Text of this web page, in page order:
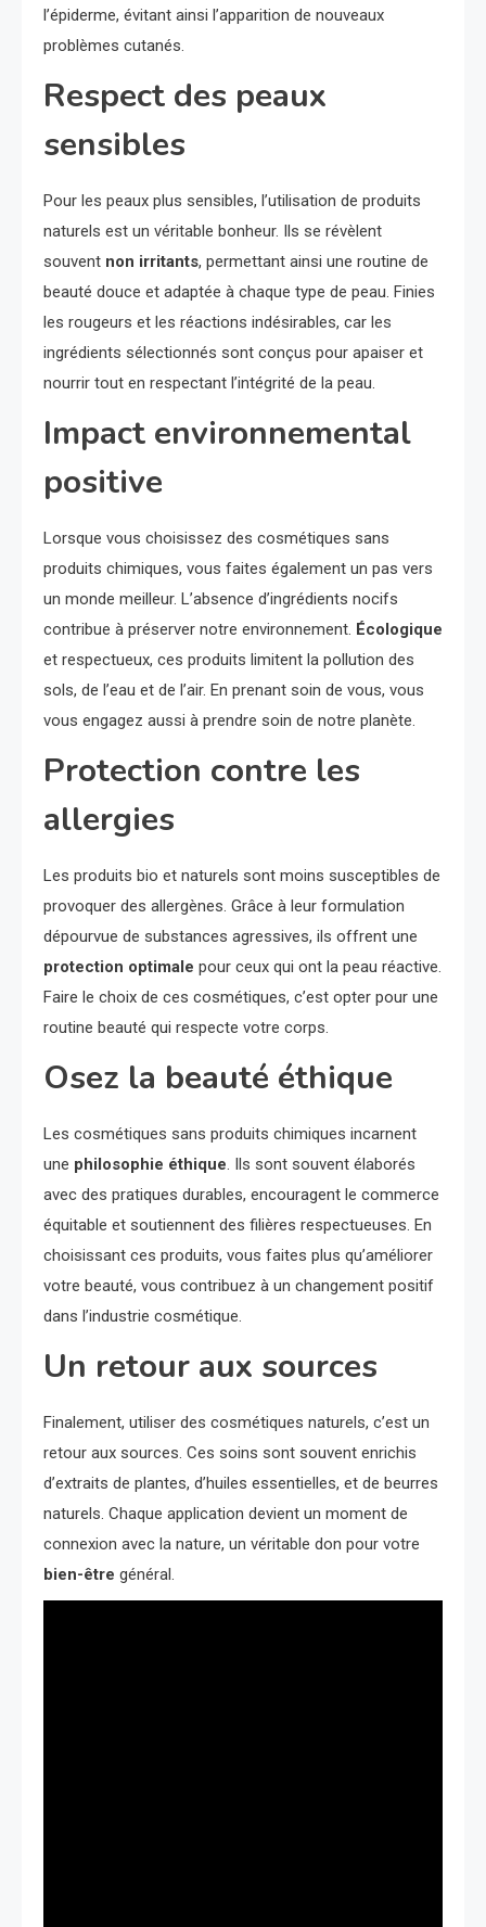
l’épiderme, évitant ainsi l’apparition de nouveaux
problèmes cutanés.
Respect des peaux
sensibles
Pour les peaux plus sensibles, l’utilisation de produits
naturels est un véritable bonheur. Ils se révèlent
souvent non irritants, permettant ainsi une routine de
beauté douce et adaptée à chaque type de peau. Finies
les rougeurs et les réactions indésirables, car les
ingrédients sélectionnés sont conçus pour apaiser et
nourrir tout en respectant l’intégrité de la peau.
Impact environnemental
positive
Lorsque vous choisissez des cosmétiques sans
produits chimiques, vous faites également un pas vers
un monde meilleur. L’absence d’ingrédients nocifs
contribue à préserver notre environnement. Écologique
et respectueux, ces produits limitent la pollution des
sols, de l’eau et de l’air. En prenant soin de vous, vous
vous engagez aussi à prendre soin de notre planète.
Protection contre les
allergies
Les produits bio et naturels sont moins susceptibles de
provoquer des allergènes. Grâce à leur formulation
dépourvue de substances agressives, ils offrent une
protection optimale pour ceux qui ont la peau réactive.
Faire le choix de ces cosmétiques, c’est opter pour une
routine beauté qui respecte votre corps.
Osez la beauté éthique
Les cosmétiques sans produits chimiques incarnent
une philosophie éthique. Ils sont souvent élaborés
avec des pratiques durables, encouragent le commerce
équitable et soutiennent des filières respectueuses. En
choisissant ces produits, vous faites plus qu’améliorer
votre beauté, vous contribuez à un changement positif
dans l’industrie cosmétique.
Un retour aux sources
Finalement, utiliser des cosmétiques naturels, c’est un
retour aux sources. Ces soins sont souvent enrichis
d’extraits de plantes, d’huiles essentielles, et de beurres
naturels. Chaque application devient un moment de
connexion avec la nature, un véritable don pour votre
bien-être général.